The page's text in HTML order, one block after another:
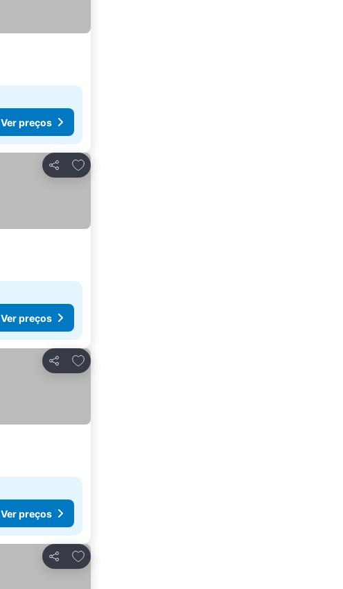
Ver preços
Partilhar
Adicionar aos favoritos
Ver preços
Partilhar
Adicionar aos favoritos
Ver preços
Partilhar
Adicionar aos favoritos